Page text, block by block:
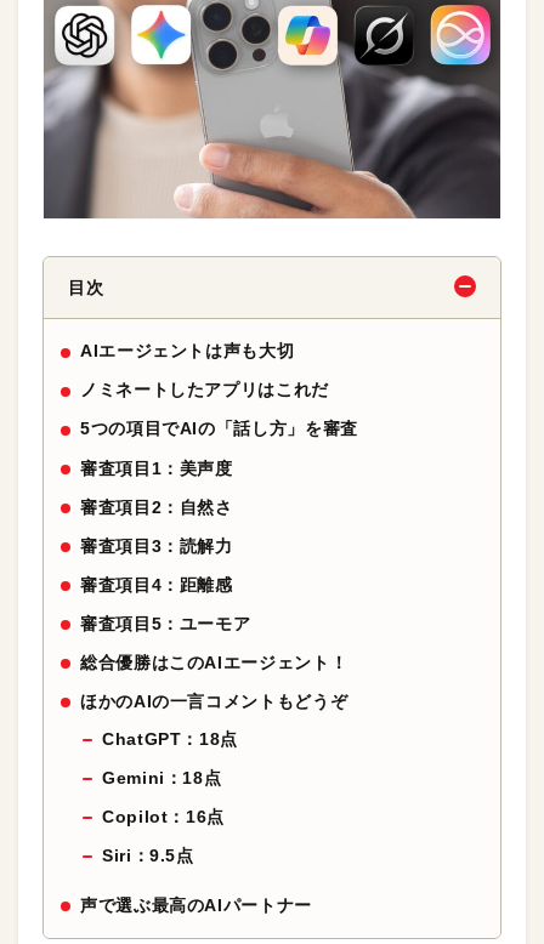
目次
AIエージェントは声も大切
ノミネートしたアプリはこれだ
5つの項目でAIの「話し方」を審査
審査項目1：美声度
審査項目2：自然さ
審査項目3：読解力
審査項目4：距離感
審査項目5：ユーモア
総合優勝はこのAIエージェント！
ほかのAIの一言コメントもどうぞ
ChatGPT：18点
Gemini：18点
Copilot：16点
Siri：9.5点
声で選ぶ最高のAIパートナー